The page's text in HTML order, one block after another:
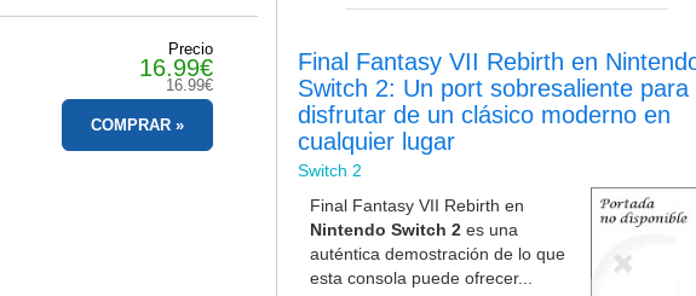
Precio
16.99€
16.99€
COMPRAR
Final Fantasy VII Rebirth en
Switch 2: Un port sobresaliente para
disfrutar de un clásico moderno en
cualquier lugar
Switch 2
Final Fantasy VII Rebirth en
Nintendo Switch 2 es una
auténtica demostración de lo que
esta consola puede ofrecer...